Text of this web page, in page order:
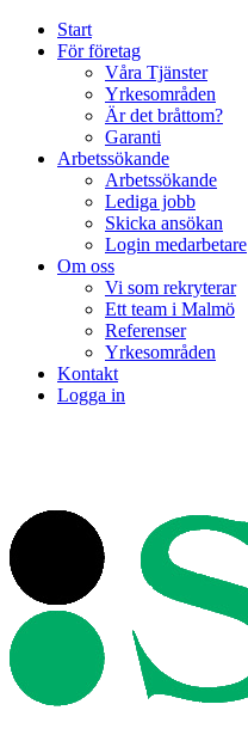
Start
För företag
Våra Tjänster
Yrkesområden
Är det bråttom?
Garanti
Arbetssökande
Arbetssökande
Lediga jobb
Skicka ansökan
Login medarbetare
Om oss
Vi som rekryterar
Ett team i Malmö
Referenser
Yrkesområden
Kontakt
Logga in